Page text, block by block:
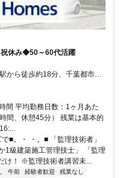
休み◆50～60代活躍
から徒歩約18分、千葉都市モ
場（自宅から1時間半以内）
回出社あり
間 平均勤務日数：1ヶ月あた
間、休憩45分） 残業は基本的
■。・ ・。■ 「監理技術者」
1級建築施工管理技士」 「監理
け！ ※監理技術者講習未...
午前 経験者歓迎
残業なし